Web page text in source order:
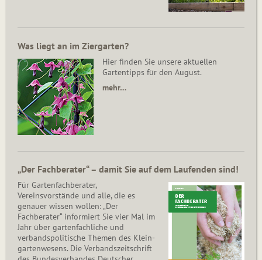
Was liegt an im Ziergarten?
Hier finden Sie unsere aktuellen
Gartentipps für den August.
mehr…
„Der Fachberater“ – damit Sie auf dem Laufenden sind!
Für Gartenfachberater,
Vereinsvorstände und alle, die es
genauer wissen wollen: „Der
Fachberater“ informiert Sie vier Mal im
Jahr über gartenfachliche und
verbandspolitische Themen des Klein­
gar­ten­wesens. Die Ver­bands­zeit­schrift